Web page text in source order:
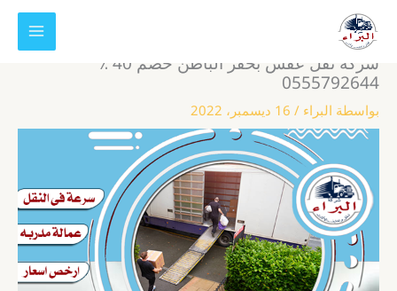
تخطي
المحتوى
شركة نقل عفش بحفر الباطن خصم 40 ٪
0555792644
بواسطة البراء / 16 ديسمبر، 2022